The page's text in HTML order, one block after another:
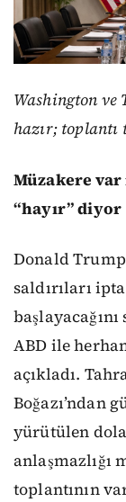
Washington ve
hazır; toplantı
Müzakere var
“hayır” diyor
Donald
saldırıları
ABD ile
açıkladı.
Boğazı’ndan
yürütülen
anlaşmazlığı
toplantının